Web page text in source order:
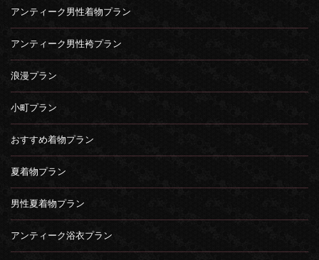
アンティーク男性着物プラン
アンティーク男性袴プラン
浪漫プラン
小町プラン
おすすめ着物プラン
夏着物プラン
男性夏着物プラン
アンティーク浴衣プラン